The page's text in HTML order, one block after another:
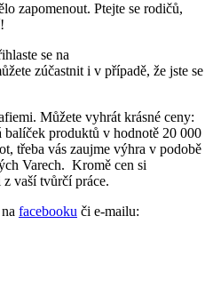
zapomenout. Ptejte se rodičů,
se na
zúčastnit i v případě, že jste se
Můžete vyhrát krásné ceny:
produktů v hodnotě 20 000
třeba vás zaujme výhra v podobě
Varech. Kromě cen si
vaší tvůrčí práce.
facebooku či e-mailu: